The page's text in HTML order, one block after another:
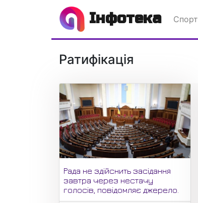
Інфотека Спорт
Ратифікація
Рада не здійснить засідання
завтра через нестачу
голосів, повідомляє джерело.